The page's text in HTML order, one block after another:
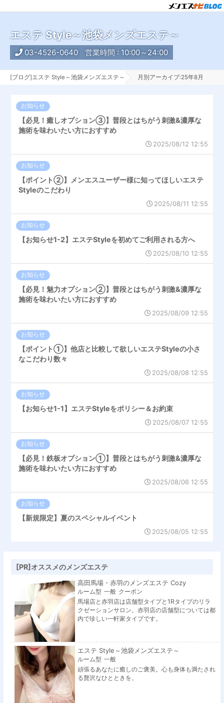
エステ Style～池袋メンズエステ～
03-4526-0640 営業時間 : 10:00～24:00
月別アーカイブ:25年8月
[ブログ]エステ Style～池袋メンズエステ～
お知らせ
【必見！癒しオプション③】普段とはちがう刺激&濃厚な
施術を味わいたい方におすすめ
2025/08/12 12:55
お知らせ
【ポイント②】メンエスユーザー様に知ってほしいエステ
Styleのこだわり
2025/08/11 12:55
お知らせ
【お知らせ1-2】エステStyleを初めてご利用される方へ
2025/08/10 12:55
お知らせ
【必見！魅力オプション②】普段とはちがう刺激&濃厚な
施術を味わいたい方におすすめ
2025/08/09 12:55
お知らせ
【ポイント①】他店と比較して欲しいエステStyleの小さ
なこだわり数々
2025/08/08 12:55
お知らせ
【お知らせ1-1】エステStyleをポリシー＆お約束
2025/08/07 12:55
お知らせ
【必見！鉄板オプション①】普段とはちがう刺激&濃厚な
施術を味わいたい方におすすめ
2025/08/06 12:55
お知らせ
【新規限定】夏のスペシャルイベント
2025/08/05 12:55
[PR]オススメのメンズエステ
高田馬場・赤羽のメンズエステ Cozy
ルーム型 一般 クーポン
馬場店と赤羽店は店舗型タイプと1Rタイプのリラ
クゼーションサロン。赤羽店の店舗型については都
内で珍しい一軒家タイプです。
エステ Style～池袋メンズエステ～
ルーム型 一般
頑張るあなたに癒しのご褒美。心も身体も満たされ
る贅沢なひとときを。